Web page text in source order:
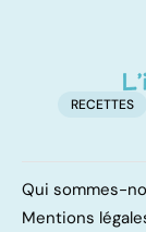
RECETTES
Qui sommes-
Mentions